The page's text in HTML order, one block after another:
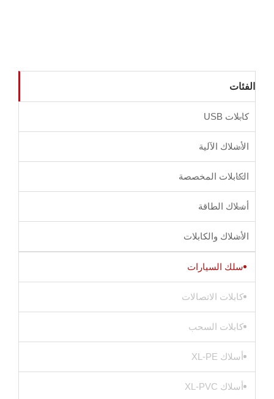
الفئات
كابلات USB
الأسلاك الآلية
الكابلات المخصصة
أسلاك الطاقة
الأسلاك والكابلات
سلك السيارات
كابلات الاتصالات
كابلات السحب
أسلاك XL-PE
أسلاك XL-PVC